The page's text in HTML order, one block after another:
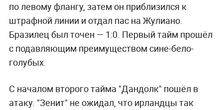
по левому флангу, затем он приблизился к
штрафной линии и отдал пас на Жулиано.
Бразилец был точен — 1:0. Первый тайм прошёл
с подавляющим преимуществом сине-бело-
голубых.
С началом второго тайма "Дандолк" пошёл в
атаку. "Зенит" не ожидал, что ирландцы так